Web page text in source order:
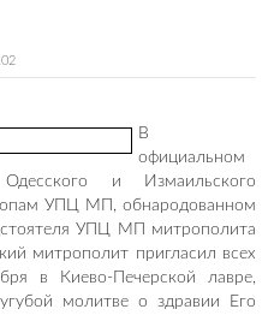
В
официальном
и Измаильского
УПЦ МП, обнародованном
УПЦ МП митрополита
митрополит пригласил всех
в Киево-Печерской лавре,
молитве о здравии Его